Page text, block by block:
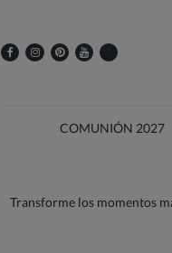
COMUNIÓN 2027
Transforme los momentos